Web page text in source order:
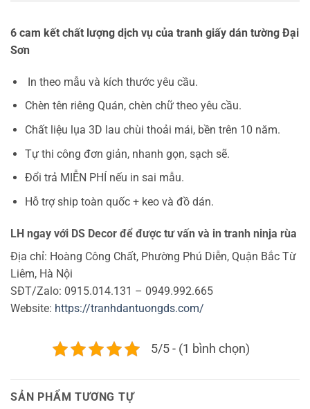
6 cam kết chất lượng dịch vụ của tranh giấy dán tường Đại
Sơn
In theo mẫu và kích thước yêu cầu.
Chèn tên riêng Quán, chèn chữ theo yêu cầu.
Chất liệu lụa 3D lau chùi thoải mái, bền trên 10 năm.
Tự thi công đơn giản, nhanh gọn, sạch sẽ.
Đổi trả MIỄN PHÍ nếu in sai mẫu.
Hỗ trợ ship toàn quốc + keo và đồ dán.
LH ngay với DS Decor để được tư vấn và in tranh ninja rùa
Địa chỉ: Hoàng Công Chất, Phường Phú Diễn, Quận Bắc Từ
Liêm, Hà Nội
SĐT/Zalo: 0915.014.131 – 0949.992.665
Website: https://tranhdantuongds.com/
5/5 - (1 bình chọn)
SẢN PHẨM TƯƠNG TỰ